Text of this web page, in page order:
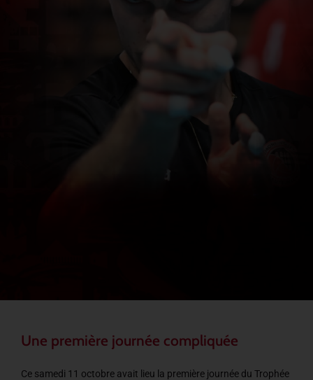
Une première journée compliquée
Ce samedi 11 octobre avait lieu la première journée du Trophée